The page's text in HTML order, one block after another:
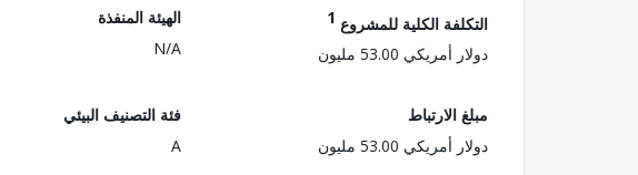
التكلفة الكلية للمشروع 1
دولار أمريكي 53.00 مليون
الهيئة المنفذة
N/A
مبلغ الارتباط
دولار أمريكي 53.00 مليون
فئة التصنيف البيئي
A